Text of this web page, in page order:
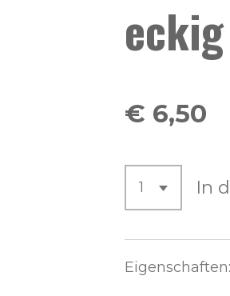
eckig
€ 6,50
In
Eigenschaften: